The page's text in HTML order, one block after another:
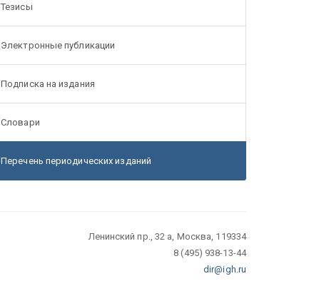
Тезисы
Электронные публикации
Подписка на издания
Словари
Перечень периодических изданий
Ленинский пр., 32 а, Москва, 119334
8 (495) 938-13-44
dir@igh.ru